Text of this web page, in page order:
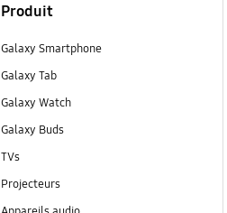
Produit
Galaxy Smartphone
Galaxy Tab
Galaxy Watch
Galaxy Buds
TVs
Projecteurs